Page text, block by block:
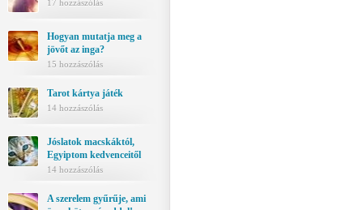
17 hozzászólás
Hogyan mutatja meg a
jövőt az inga?
15 hozzászólás
Tarot kártya játék
14 hozzászólás
Jóslatok macskáktól,
Egyiptom kedvenceitől
14 hozzászólás
A szerelem gyűrűje, ami